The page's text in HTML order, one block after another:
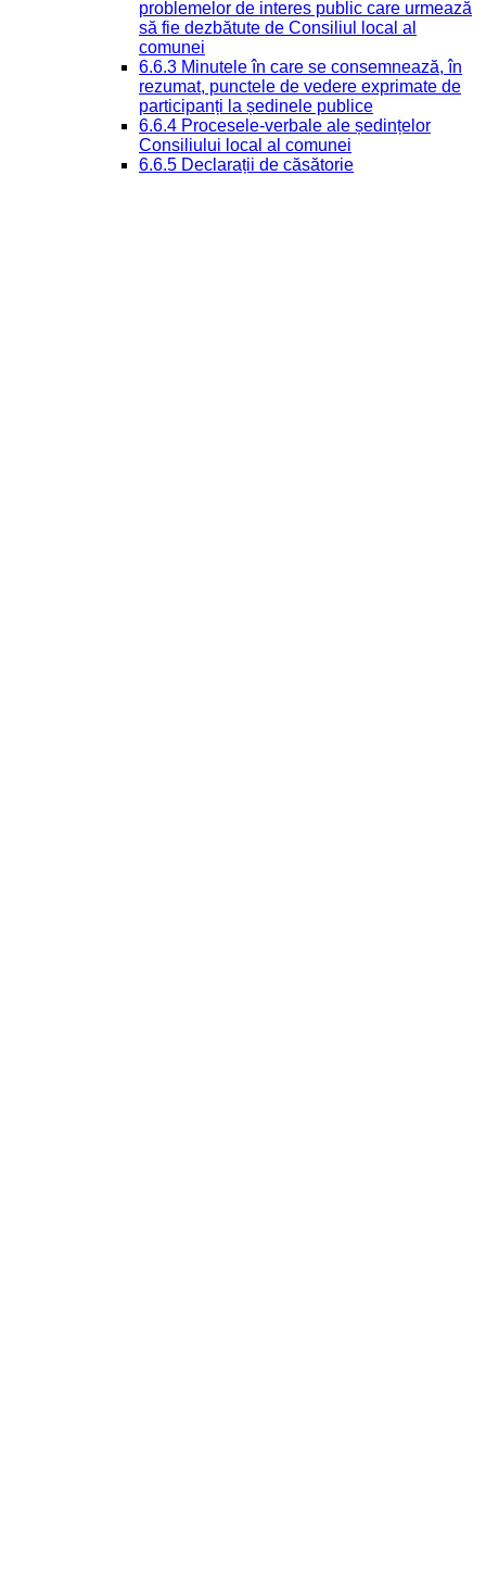
problemelor de interes public care urmează
să fie dezbătute de Consiliul local al
comunei
6.6.3 Minutele în care se consemnează, în
rezumat, punctele de vedere exprimate de
participanți la ședinele publice
6.6.4 Procesele-verbale ale ședințelor
Consiliului local al comunei
6.6.5 Declarații de căsătorie